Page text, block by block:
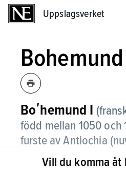
Uppslagsverket
Boʹhemund I
född mellan 1050 och
furste av Antiochia
Turkiet) från 1098, en
första korståget
Vill du komma åt